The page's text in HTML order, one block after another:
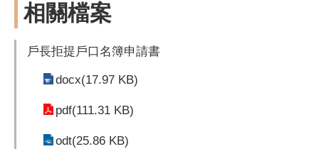
相關檔案
戶長拒提戶口名簿申請書
docx(17.97 KB)
pdf(111.31 KB)
odt(25.86 KB)